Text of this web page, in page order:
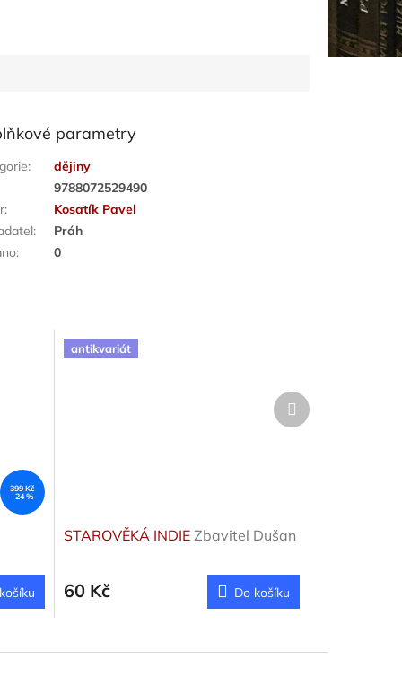
parametry
:
dějiny
9788072529490
:
Kosatík Pavel
:
Práh
: 0
399 Kč
–24 %
antikvariát
STAROVĚKÁ INDIE Zbavitel Dušan
60 Kč Do košíku
Další
produkt